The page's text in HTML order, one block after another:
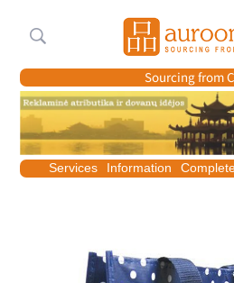
Sourcing from
Services Information